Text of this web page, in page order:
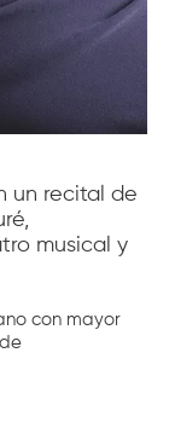
un recital de
musical y
con mayor